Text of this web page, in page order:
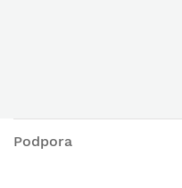
Podpora